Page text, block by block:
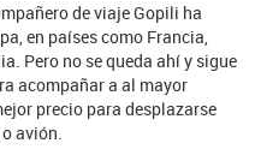
de viaje Gopili ha
en países como Francia,
Pero no se queda ahí y sigue
acompañar a al mayor
precio para desplazarse
avión.